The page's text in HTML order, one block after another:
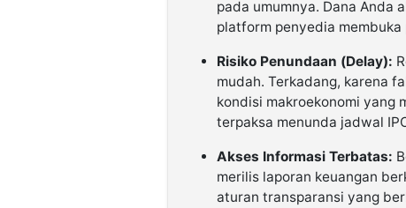
pada umumnya. Dana Anda
platform penyedia membuka
Risiko Penundaan (Delay):
mudah. Terkadang, karena
kondisi makroekonomi yang
terpaksa menunda jadwal
Akses Informasi Terbatas:
merilis laporan keuangan
aturan transparansi yang